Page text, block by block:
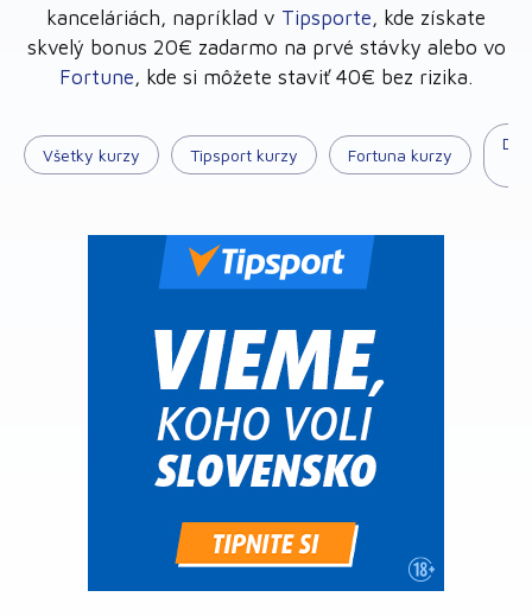
kanceláriách, napríklad v Tipsporte, kde získate
skvelý bonus 20€ zadarmo na prvé stávky alebo vo
Fortune, kde si môžete staviť 40€ bez rizika.
Všetky kurzy Tipsport kurzy Fortuna kurzy